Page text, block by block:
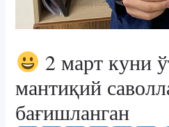
2 март куни
мантиқий
бағишланган